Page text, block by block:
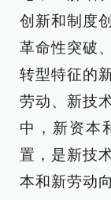
创新和制度
革命性突破
转型特征的
劳动、新技
中，新资本
置，是新技
本和新劳动